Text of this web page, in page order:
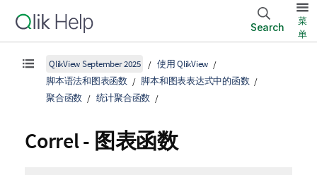
Search
菜
单
QlikView September 2025
使用 QlikView
脚本语法和图表函数
脚本和图表表达式中的函数
聚合函数
统计聚合函数
Correl- 图表函数